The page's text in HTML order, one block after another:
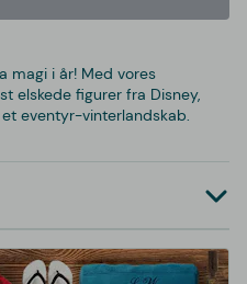
magi i år! Med vores
elskede figurer fra Disney,
eventyr-vinterlandskab.